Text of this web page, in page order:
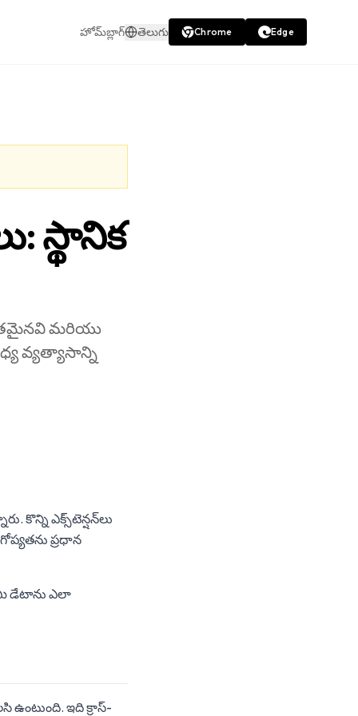
హోమ్బ్లాగ్ తెలుగు Chrome Edge
స్థానిక
మరియు
వ్యత్యాసాన్ని
కొన్ని ఎక్స్‌టెన్షన్‌లు
ప్రధాన
మీ డేటాను ఎలా
ఉంటుంది. ఇది క్రాస్-